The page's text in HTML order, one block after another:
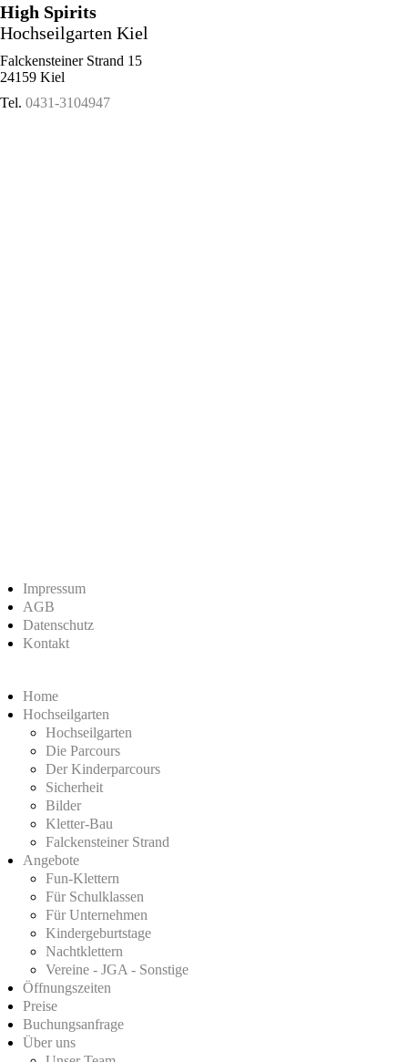
High Spirits
Hochseilgarten Kiel
Falckensteiner Strand 15
24159 Kiel
Tel. 0431-3104947
Impressum
AGB
Datenschutz
Kontakt
Home
Hochseilgarten
Hochseilgarten
Die Parcours
Der Kinderparcours
Sicherheit
Bilder
Kletter-Bau
Falckensteiner Strand
Angebote
Fun-Klettern
Für Schulklassen
Für Unternehmen
Kindergeburtstage
Nachtklettern
Vereine - JGA - Sonstige
Öffnungszeiten
Preise
Buchungsanfrage
Über uns